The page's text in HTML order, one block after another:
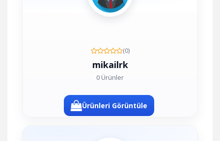
(0)
mikailrk
0 Ürünler
Ürünleri Görüntüle